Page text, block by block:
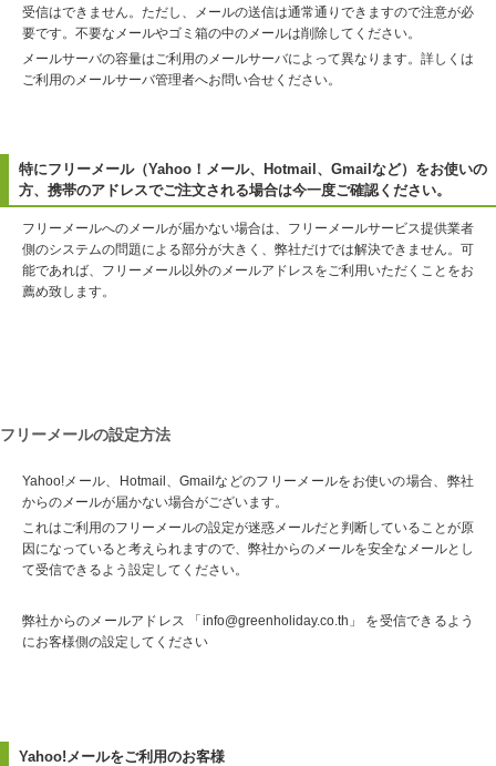
受信はできません。ただし、メールの送信は通常通りできますので注意が必
要です。不要なメールやゴミ箱の中のメールは削除してください。
メールサーバの容量はご利用のメールサーバによって異なります。詳しくは
ご利用のメールサーバ管理者へお問い合せください。
特にフリーメール（Yahoo！メール、Hotmail、Gmailなど）をお使いの
方、携帯のアドレスでご注文される場合は今一度ご確認ください。
フリーメールへのメールが届かない場合は、フリーメールサービス提供業者
側のシステムの問題による部分が大きく、弊社だけでは解決できません。可
能であれば、フリーメール以外のメールアドレスをご利用いただくことをお
薦め致します。
フリーメールの設定方法
Yahoo!メール、Hotmail、Gmailなどのフリーメールをお使いの場合、弊社
からのメールが届かない場合がございます。
これはご利用のフリーメールの設定が迷惑メールだと判断していることが原
因になっていると考えられますので、弊社からのメールを安全なメールとし
て受信できるよう設定してください。
弊社からのメールアドレス 「info@greenholiday.co.th」 を受信できるよう
にお客様側の設定してください
Yahoo!メールをご利用のお客様